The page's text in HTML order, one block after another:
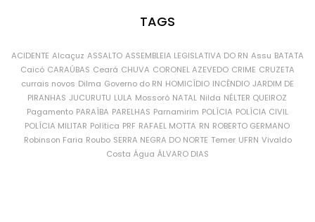
TAGS
ACIDENTE Alcaçuz ASSALTO ASSEMBLEIA LEGISLATIVA DO RN Assu BATATA
Caicó CARAÚBAS Ceará CHUVA CORONEL AZEVEDO CRIME CRUZETA
currais novos Dilma Governo do RN HOMICÍDIO INCÊNDIO JARDIM DE
PIRANHAS JUCURUTU LULA Mossoró NATAL Nilda NÉLTER QUEIROZ
Pagamento PARAÍBA PARELHAS Parnamirim POLÍCIA POLÍCIA CIVIL
POLÍCIA MILITAR Política PRF RAFAEL MOTTA RN ROBERTO GERMANO
Robinson Faria Roubo SERRA NEGRA DO NORTE Temer UFRN Vivaldo
Costa Água ÁLVARO DIAS